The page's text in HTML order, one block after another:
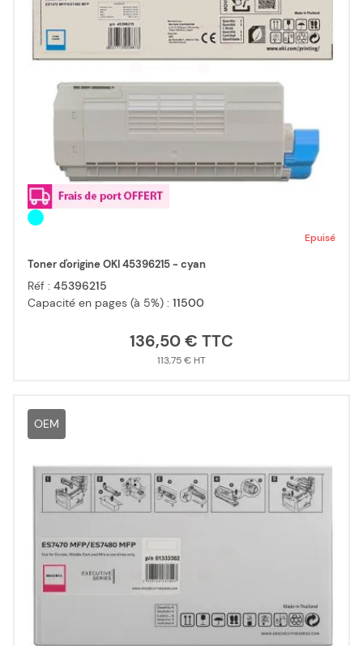
Epuisé
Toner d'origine OKI 45396215 - cyan
Réf : 45396215
Capacité en pages (à 5%) : 11500
136,50 €
113,75 €
OEM